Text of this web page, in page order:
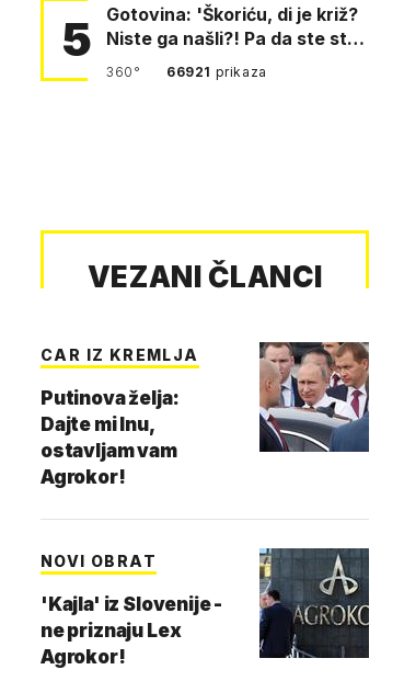
5
Gotovina: 'Škoriću, di je križ?
Niste ga našli?! Pa da ste stali
i pitali fratr…
360° 66921 prikaza
VEZANI ČLANCI
CAR IZ KREMLJA
Putinova želja:
Dajte mi Inu,
ostavljam vam
Agrokor!
NOVI OBRAT
'Kajla' iz Slovenije -
ne priznaju Lex
Agrokor!